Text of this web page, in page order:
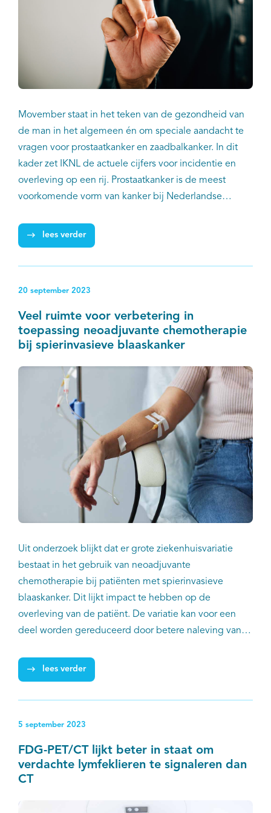
Movember staat in het teken van de gezondheid van
de man in het algemeen én om speciale aandacht te
vragen voor prostaatkanker en zaadbalkanker. In dit
kader zet IKNL de actuele cijfers voor incidentie en
overleving op een rij. Prostaatkanker is de meest
voorkomende vorm van kanker bij Nederlandse
in 2022. Zaadbalkanker komt minder vaak voor. In
2022 kregen bijna 1000 mannen de diagnose
vergelijking met andere vormen van kanker redelijk
goed; de 10-jaarsoverleving voor prostaatkanker is
bijna 80% en voor patiënten met zaadbalkanker is dit
95%.
lees verder
20 september 2023
Veel ruimte voor verbetering in
toepassing neoadjuvante chemotherapie
bij spierinvasieve blaaskanker
Uit onderzoek blijkt dat er grote ziekenhuisvariatie
bestaat in het gebruik van neoadjuvante
chemotherapie bij patiënten met spierinvasieve
blaaskanker. Dit lijkt impact te hebben op de
overleving van de patiënt. De variatie kan voor een
deel worden gereduceerd door betere naleving van
blaaskanker en door kritische herevaluatie van de
richtlijnen op basis van toekomstig wetenschappelijk
leidt tot meer eenduidig beleid.
lees verder
5 september 2023
FDG-PET/CT lijkt beter in staat om
verdachte lymfeklieren te signaleren dan
CT